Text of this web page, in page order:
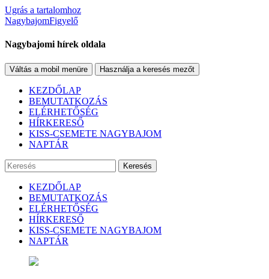
Ugrás a tartalomhoz
NagybajomFigyelő
Nagybajomi hírek oldala
Váltás a mobil menüre Használja a keresés mezőt
KEZDŐLAP
BEMUTATKOZÁS
ELÉRHETŐSÉG
HÍRKERESŐ
KISS-CSEMETE NAGYBAJOM
NAPTÁR
Keresés
KEZDŐLAP
BEMUTATKOZÁS
ELÉRHETŐSÉG
HÍRKERESŐ
KISS-CSEMETE NAGYBAJOM
NAPTÁR